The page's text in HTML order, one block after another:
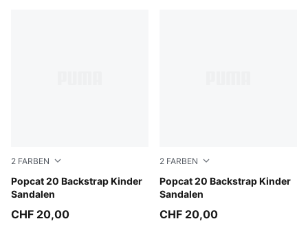
2 FARBEN
Popcat 20 Backstrap Kinder
Sandalen
PUMA White-Wild Pink-Wild Pink
CHF 20,00
2 FARBEN
Popcat 20 Backstrap Kinder
Sandalen
PUMA White-Green Fruit-
CHF 20,00